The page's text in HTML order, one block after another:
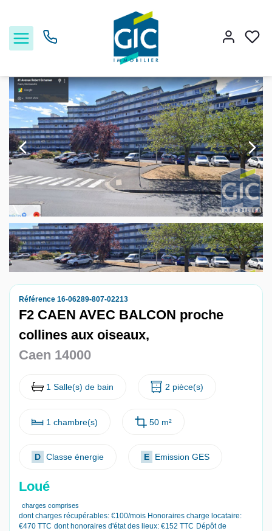
Acheter
Louer
Estimer
Nos services
Nos agences
Nous contacter
Nous rejoindre
Location appartement 50.65 m², Caen 14000Calvados
Ref. : 16-06289-807-02213
Référence 16-06289-807-02213
F2 CAEN AVEC BALCON proche
collines aux oiseaux,
Caen 14000
1 Salle(s) de bain 2 pièce(s)
1 chambre(s) 50 m²
D Classe énergie E Emission GES
Loué
charges comprises
dont charges récupérables: €100/mois Honoraires charge locataire:
€470 TTC dont honoraires d'état des lieux: €152 TTC Dépôt de